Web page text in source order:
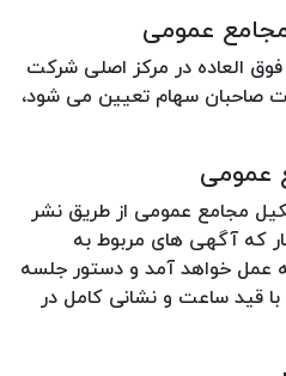
العاده در مرکز اصلی شرکت
صاحبان سهام تعیین می شود،
مجامع عمومی از طریق نشر
که آگهی های مربوط به
خواهد آمد و دستور جلسه
قید ساعت و نشانی کامل در